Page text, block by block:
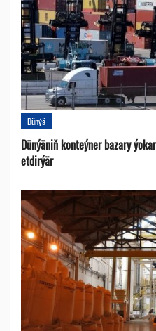
Dünýä
Dünýäniň konteýner bazary
etdirýär